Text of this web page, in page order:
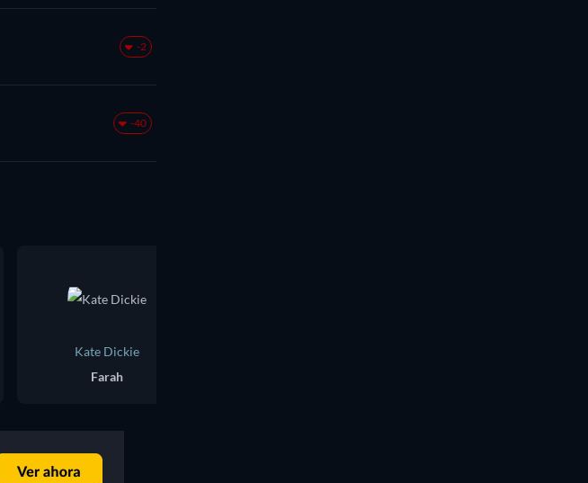
-2
-40
Kate Dickie
Farah